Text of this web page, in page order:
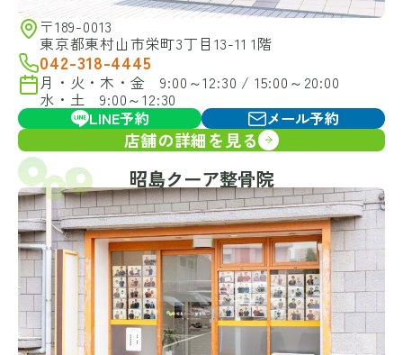
〒189-0013
東京都東村山市栄町3丁目13-11 1階
042-318-4445
月・火・木・金 9:00～12:30 / 15:00～20:00
水・土 9:00～12:30
LINE予約
メール予約
店舗の詳細を見る
昭島クーア整骨院